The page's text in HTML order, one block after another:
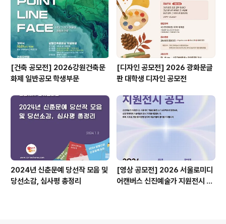
[건축 공모전] 2026강원건축문
화제 일반공모 학생부문
[디자인 공모전] 2026 광화문글
판 대학생 디자인 공모전
2024년 신춘문예 당선작 모음 및
당선소감, 심사평 총정리
[영상 공모전] 2026 서울로미디
어캔버스 신진예술가 지원전시 공